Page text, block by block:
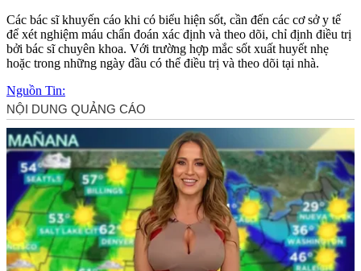
Các bác sĩ khuyến cáo khi có biểu hiện sốt, cần đến các cơ sở y tế
để xét nghiệm máu chẩn đoán xác định và theo dõi, chỉ định điều trị
bởi bác sĩ chuyên khoa. Với trường hợp mắc sốt xuất huyết nhẹ
hoặc trong những ngày đầu có thể điều trị và theo dõi tại nhà.
Nguồn Tin: